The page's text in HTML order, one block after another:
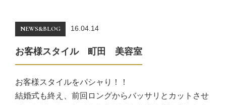
NEWS&BLOG 16.04.14
お客様スタイル 町田 美容室
お客様スタイルをパシャり！！
結婚式も終え、前回ロングからバッサリとカットさせ